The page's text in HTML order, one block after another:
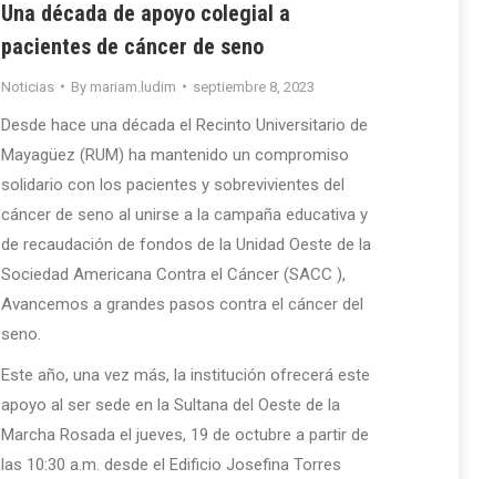
Una década de apoyo colegial a
pacientes de cáncer de seno
Noticias By mariam.ludim septiembre 8, 2023
Desde hace una década el Recinto Universitario de
Mayagüez (RUM) ha mantenido un compromiso
solidario con los pacientes y sobrevivientes del
cáncer de seno al unirse a la campaña educativa y
de recaudación de fondos de la Unidad Oeste de la
Sociedad Americana Contra el Cáncer (SACC ),
Avancemos a grandes pasos contra el cáncer del
seno.
Este año, una vez más, la institución ofrecerá este
apoyo al ser sede en la Sultana del Oeste de la
Marcha Rosada el jueves, 19 de octubre a partir de
las 10:30 a.m. desde el Edificio Josefina Torres